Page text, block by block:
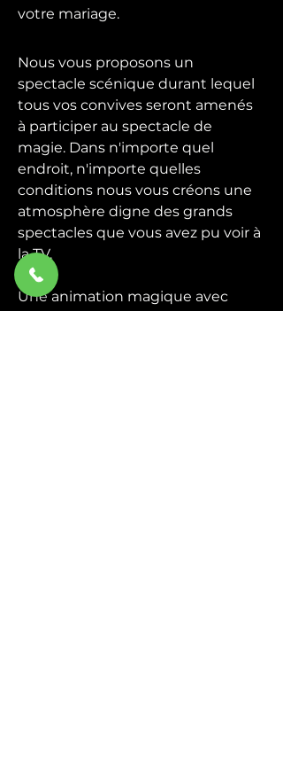
votre mariage.
Nous vous proposons un
spectacle scénique durant lequel
tous vos convives seront amenés
à participer au spectacle de
magie. Dans n'importe quel
endroit, n'importe quelles
conditions nous vous créons une
atmosphère digne des grands
spectacles que vous avez pu voir à
la TV.
Une animation magique avec